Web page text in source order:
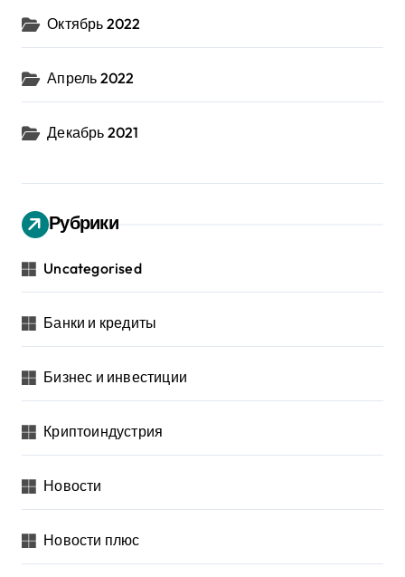
Октябрь 2022
Апрель 2022
Декабрь 2021
Рубрики
Uncategorised
Банки и кредиты
Бизнес и инвестиции
Криптоиндустрия
Новости
Новости плюс